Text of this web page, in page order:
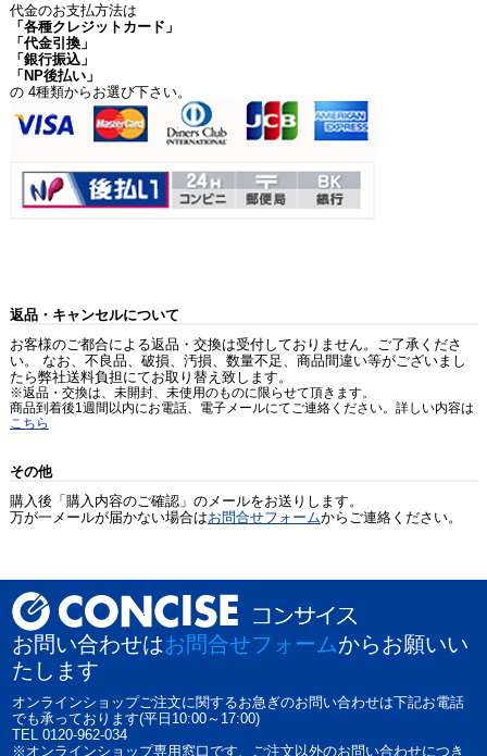
代金のお支払方法は
「各種クレジットカード」
「代金引換」
「銀行振込」
「NP後払い」
の 4種類からお選び下さい。
返品・キャンセルについて
お客様のご都合による返品・交換は受付しておりません。ご了承くださ
い。 なお、不良品、破損、汚損、数量不足、商品間違い等がございまし
たら弊社送料負担にてお取り替え致します。
※返品・交換は、未開封、未使用のものに限らせて頂きます。
商品到着後1週間以内にお電話、電子メールにてご連絡ください。詳しい内容は
こちら
その他
購入後「購入内容のご確認」のメールをお送りします。
万が一メールが届かない場合はお問合せフォームからご連絡ください。
お問い合わせはお問合せフォームからお願いい
たします
オンラインショップご注文に関するお急ぎのお問い合わせは下記お電話
でも承っております(平日10:00～17:00)
TEL 0120-962-034
※オンラインショップ専用窓口です、ご注文以外のお問い合わせにつき